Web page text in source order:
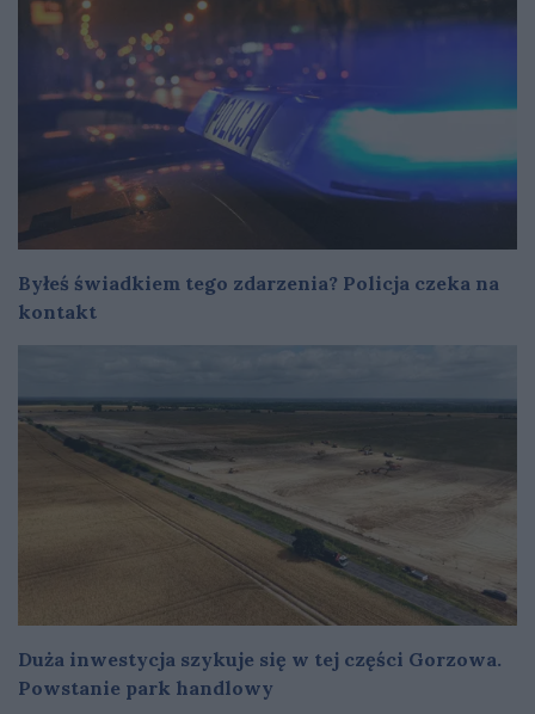
Byłeś świadkiem tego zdarzenia? Policja czeka na
kontakt
Duża inwestycja szykuje się w tej części Gorzowa.
Powstanie park handlowy